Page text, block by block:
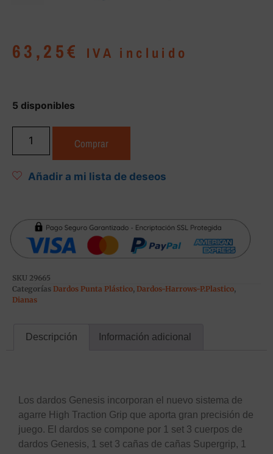
63,25€ IVA incluido
5 disponibles
Comprar
Añadir a mi lista de deseos
SKU 29665
Categorías Dardos Punta Plástico, Dardos-Harrows-P.Plastico,
Dianas
Descripción Información adicional
Los dardos Genesis incorporan el nuevo sistema de
agarre High Traction Grip que aporta gran precisión de
juego. El dardos se compone por 1 set 3 cuerpos de
dardos Genesis, 1 set 3 cañas de cañas Supergrip, 1